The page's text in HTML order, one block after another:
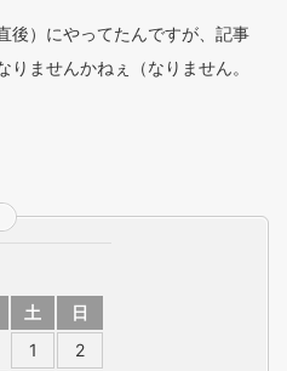
後）にやってたんですが、記事
ませんかねぇ（なりません。
土
日
1
2